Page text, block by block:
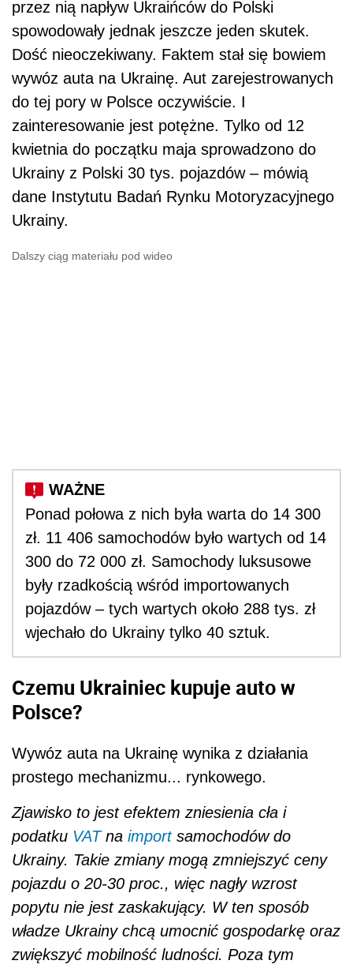
przez nią napływ Ukraińców do Polski
spowodowały jednak jeszcze jeden skutek.
Dość nieoczekiwany. Faktem stał się bowiem
wywóz auta na Ukrainę. Aut zarejestrowanych
do tej pory w Polsce oczywiście. I
zainteresowanie jest potężne. Tylko od 12
kwietnia do początku maja sprowadzono do
Ukrainy z Polski 30 tys. pojazdów – mówią
dane Instytutu Badań Rynku Motoryzacyjnego
Ukrainy.
Dalszy ciąg materiału pod wideo
Ponad połowa z nich była warta do 14 300
zł. 11 406 samochodów było wartych od 14
300 do 72 000 zł. Samochody luksusowe
były rzadkością wśród importowanych
pojazdów – tych wartych około 288 tys. zł
wjechało do Ukrainy tylko 40 sztuk.
Czemu Ukrainiec kupuje auto w
Polsce?
Wywóz auta na Ukrainę wynika z działania
prostego mechanizmu... rynkowego.
Zjawisko to jest efektem zniesienia cła i
podatku VATna importsamochodów do
Ukrainy. Takie zmiany mogą zmniejszyć ceny
pojazdu o 20-30 proc., więc nagły wzrost
popytu nie jest zaskakujący. W ten sposób
władze Ukrainy chcą umocnić gospodarkę oraz
zwiększyć mobilność ludności. Poza tym